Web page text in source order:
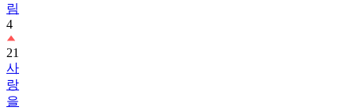
림
4
21
사
랑
을